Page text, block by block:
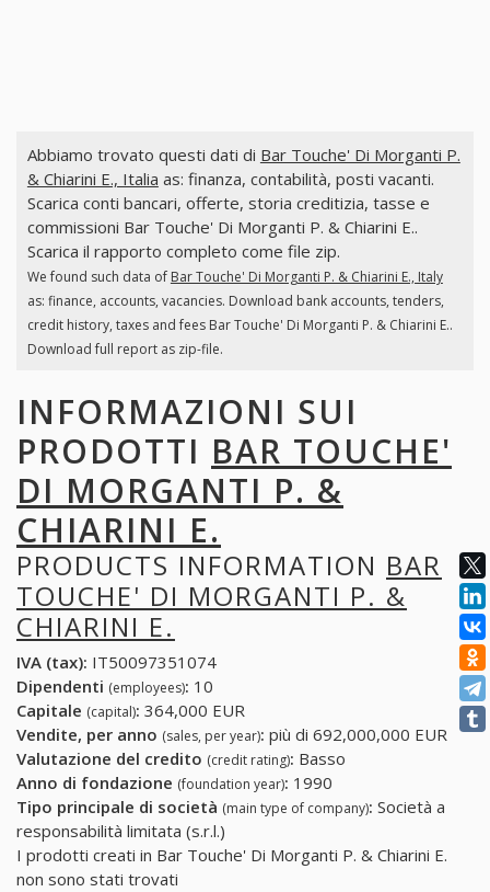
Abbiamo trovato questi dati di Bar Touche' Di Morganti P.
& Chiarini E., Italia as: finanza, contabilità, posti vacanti.
Scarica conti bancari, offerte, storia creditizia, tasse e
commissioni Bar Touche' Di Morganti P. & Chiarini E..
Scarica il rapporto completo come file zip.
We found such data of Bar Touche' Di Morganti P. & Chiarini E., Italy
as: finance, accounts, vacancies. Download bank accounts, tenders,
credit history, taxes and fees Bar Touche' Di Morganti P. & Chiarini E..
Download full report as zip-file.
INFORMAZIONI SUI
PRODOTTI BAR TOUCHE'
DI MORGANTI P. &
CHIARINI E.
PRODUCTS INFORMATION BAR
TOUCHE' DI MORGANTI P. &
CHIARINI E.
IVA (tax): IT50097351074
Dipendenti (employees): 10
Capitale (capital): 364,000 EUR
Vendite, per anno (sales, per year): più di 692,000,000 EUR
Valutazione del credito (credit rating): Basso
Anno di fondazione (foundation year): 1990
Tipo principale di società (main type of company): Società a
responsabilità limitata (s.r.l.)
I prodotti creati in Bar Touche' Di Morganti P. & Chiarini E.
non sono stati trovati